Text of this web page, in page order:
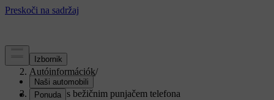
Podrška/
Autóinformációk/
Unutrašnjost/
Problemi s bežičnim punjačem telefona